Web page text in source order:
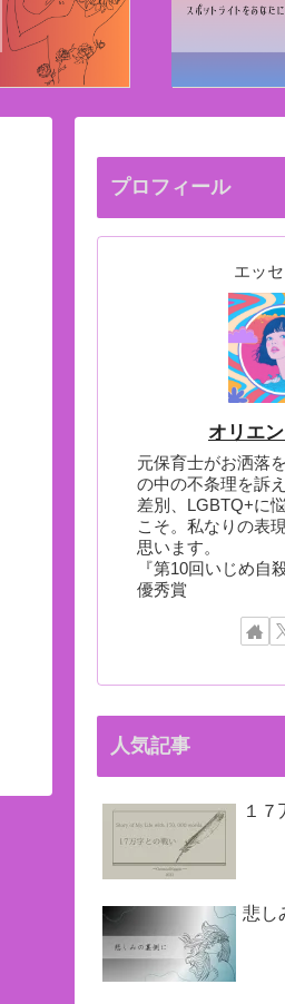
プロフィール
エッ
オリエ
元保育士がお洒落
の中の不条理を訴
差別、LGBTQ+に
こそ。私なりの表
思います。
『第10回いじめ自
優秀賞
人気記事
１７
悲し